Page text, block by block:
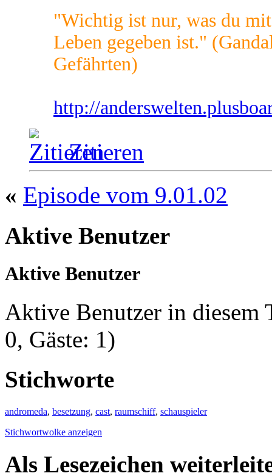
"Wichtig ist nur, was du
Leben gegeben ist."
Gefährten)
http://
Zitieren
« Episode vom 9.01.02
Aktive Benutzer
Aktive Benutzer
Aktive Benutzer in diesem
0, Gäste: 1)
Stichworte
andromeda, besetzung, cast, raumschiff, schauspieler
Stichwortwolke anzeigen
Als Lesezeichen